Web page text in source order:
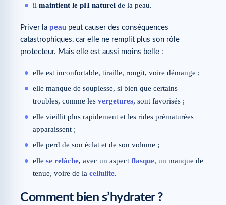
il maintient le pH naturel de la peau.
Priver la peau peut causer des conséquences
catastrophiques, car elle ne remplit plus son rôle
protecteur. Mais elle est aussi moins belle :
elle est inconfortable, tiraille, rougit, voire démange ;
elle manque de souplesse, si bien que certains
troubles, comme les vergetures, sont favorisés ;
elle vieillit plus rapidement et les rides prématurées
apparaissent ;
elle perd de son éclat et de son volume ;
elle se relâche, avec un aspect flasque, un manque de
tenue, voire de la cellulite.
Comment bien s’hydrater ?